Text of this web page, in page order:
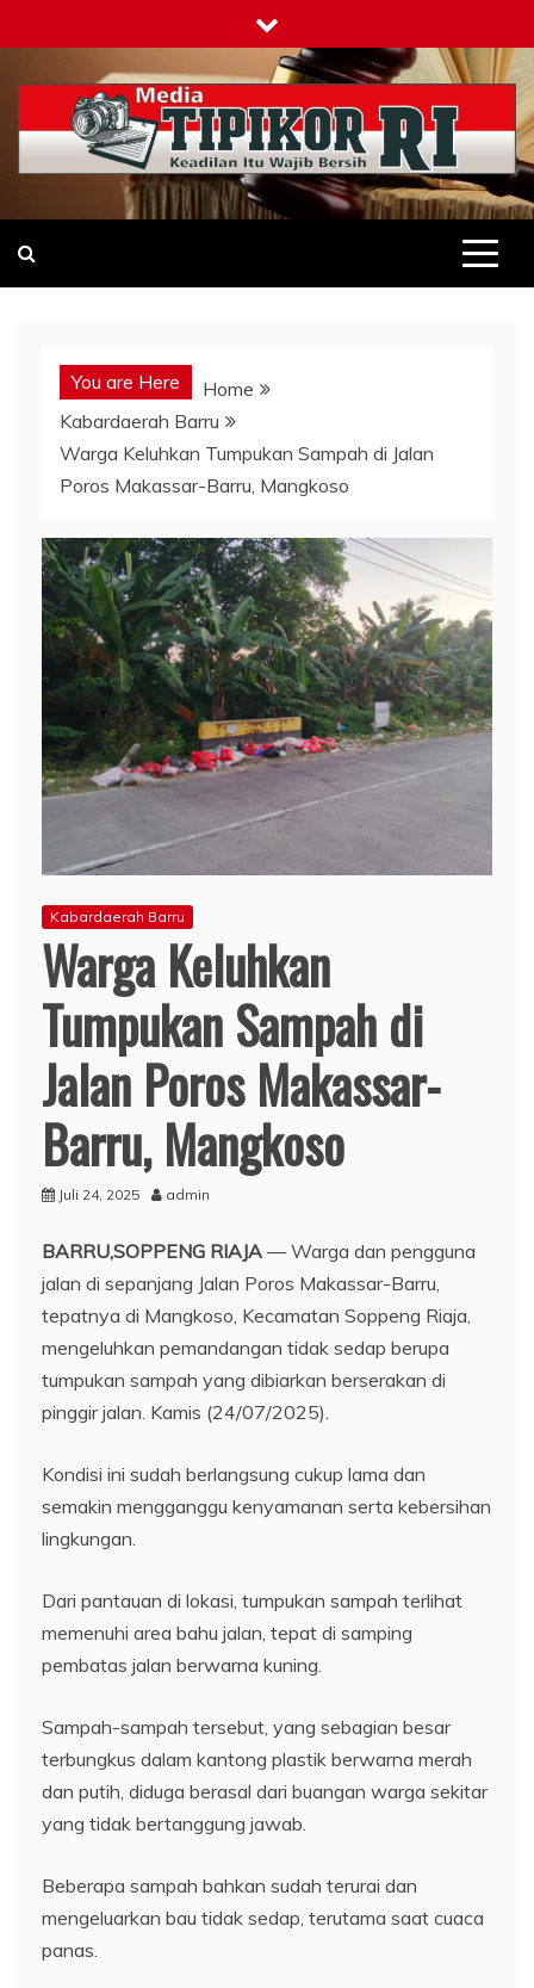
to
content
Tipikor-ri-online.my.id
Keadilan Itu Wajib Bersih
You are Here
Home
Kabardaerah Barru
Warga Keluhkan Tumpukan Sampah di Jalan
Poros Makassar-Barru, Mangkoso
Kabardaerah Barru
Warga Keluhkan
Tumpukan Sampah di
Jalan Poros Makassar-
Barru, Mangkoso
Juli 24, 2025 admin
BARRU,SOPPENG RIAJA — Warga dan pengguna
jalan di sepanjang Jalan Poros Makassar-Barru,
tepatnya di Mangkoso, Kecamatan Soppeng Riaja,
mengeluhkan pemandangan tidak sedap berupa
tumpukan sampah yang dibiarkan berserakan di
pinggir jalan. Kamis (24/07/2025).
Kondisi ini sudah berlangsung cukup lama dan
semakin mengganggu kenyamanan serta kebersihan
lingkungan.
​Dari pantauan di lokasi, tumpukan sampah terlihat
memenuhi area bahu jalan, tepat di samping
pembatas jalan berwarna kuning.
Sampah-sampah tersebut, yang sebagian besar
terbungkus dalam kantong plastik berwarna merah
dan putih, diduga berasal dari buangan warga sekitar
yang tidak bertanggung jawab.
Beberapa sampah bahkan sudah terurai dan
mengeluarkan bau tidak sedap, terutama saat cuaca
panas.